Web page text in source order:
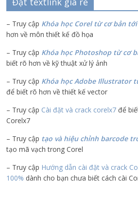
– Truy cập Khóa học Corel từ cơ bản
hơn về môn thiết kế đồ họa
– Truy cập Khóa học Photoshop từ cơ
biết rõ hơn về kỹ thuật xử lý ảnh
– Truy cập Khóa học Adobe Illustrator
để biết rõ hơn về thiết kế vector
– Truy cập Cài đặt và crack corelx7 để
Corelx7
– Truy cập tạo và hiệu chỉnh barcode
tạo mã vạch trong Corel
– Truy cập Hướng dẫn cài đặt và crack
100% dành cho bạn chưa biết cách cài